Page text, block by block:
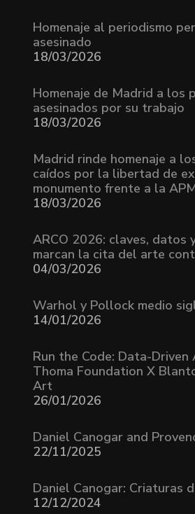
Homenaje al periodismo
asesinado
18/03/2026
Homenaje de Madrid a los
asesinados por su trabajo
18/03/2026
Madrid rinde homenaje a
caídos por la libertad de
monumento frente a la
18/03/2026
ARCO 2026: claves, datos
marcan la cita del arte
04/03/2026
Warhol y Pollock medio
14/01/2026
Run the Code: Data-
Thoma Foundation X
Art
26/01/2026
Daniel Canogar and
22/11/2025
Daniel Canogar: Criaturas
12/12/2024